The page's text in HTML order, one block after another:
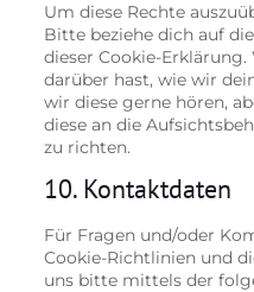
Um diese Rechte
Bitte beziehe dich auf
dieser Cookie-
darüber hast, wie wir
wir diese gerne hören,
diese an die
zu richten.
10. Kontaktdaten
Für Fragen und/oder
Cookie-Richtlinien und
uns bitte mittels der